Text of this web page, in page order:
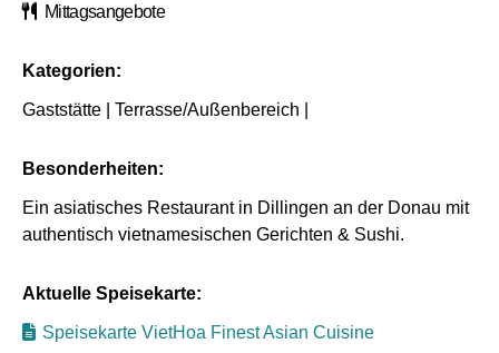
Mittagsangebote
Kategorien:
Gaststätte | Terrasse/Außenbereich |
Besonderheiten:
Ein asiatisches Restaurant in Dillingen an der Donau mit
authentisch vietnamesischen Gerichten & Sushi.
Aktuelle Speisekarte:
Speisekarte VietHoa Finest Asian Cuisine